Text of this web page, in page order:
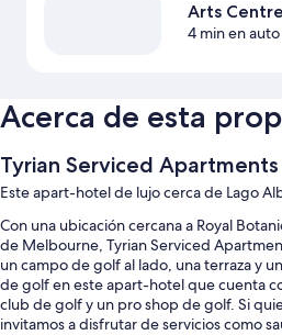
Arts
4 min en auto
Acerca de esta
Tyrian Serviced
Este apart-hotel de lujo cerca de Lago
Con una ubicación cercana a Royal
de Melbourne, Tyrian Serviced
un campo de golf al lado, una terraza y
de golf en este apart-hotel que cuenta
club de golf y un pro shop de golf. Si
invitamos a disfrutar de servicios como